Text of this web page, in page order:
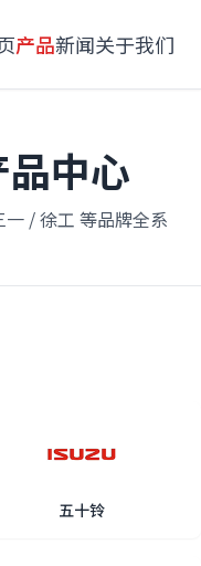
产品新闻关于我们
中心
/ 徐工 等品牌全系
五十铃